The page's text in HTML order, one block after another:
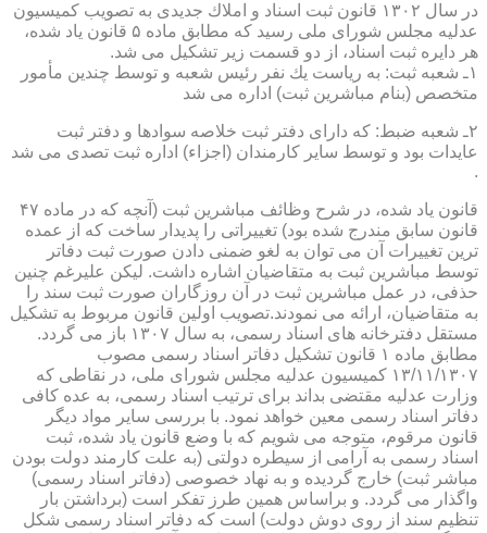
در سال ۱۳۰۲ قانون ثبت اسناد و املاك جدیدی به تصویب كمیسیون
عدلیه مجلس شورای ملی رسید كه مطابق ماده ۵ قانون یاد شده،
هر دایره ثبت اسناد، از دو قسمت زیر تشكیل می شد.
۱ـ شعبه ثبت: به ریاست یك نفر رئیس شعبه و توسط چندین مأمور
متخصص (بنام مباشرین ثبت) اداره می شد
۲ـ شعبه ضبط: كه دارای دفتر ثبت خلاصه سوادها و دفتر ثبت
عایدات بود و توسط سایر كارمندان (اجزاء) اداره ثبت تصدی می شد
.
قانون یاد شده، در شرح وظائف مباشرین ثبت (آنچه كه در ماده ۴۷
قانون سابق مندرج شده بود) تغییراتی را پدیدار ساخت كه از عمده
ترین تغییرات آن می توان به لغو ضمنی دادن صورت ثبت دفاتر
توسط مباشرین ثبت به متقاضیان اشاره داشت. لیكن علیرغم چنین
حذفی، در عمل مباشرین ثبت در آن روزگاران صورت ثبت سند را
به متقاضیان، ارائه می نمودند.تصویب اولین قانون مربوط به تشكیل
مستقل دفترخانه های اسناد رسمی، به سال ۱۳۰۷ باز می گردد.
مطابق ماده ۱ قانون تشكیل دفاتر اسناد رسمی مصوب
۱۳/۱۱/۱۳۰۷ كمیسیون عدلیه مجلس شورای ملی، در نقاطی كه
وزارت عدلیه مقتضی بداند برای ترتیب اسناد رسمی، به عده كافی
دفاتر اسناد رسمی معین خواهد نمود. با بررسی سایر مواد دیگر
قانون مرقوم، متوجه می شویم كه با وضع قانون یاد شده، ثبت
اسناد رسمی به آرامی از سیطره دولتی (به علت كارمند دولت بودن
مباشر ثبت) خارج گردیده و به نهاد خصوصی (دفاتر اسناد رسمی)
واگذار می گردد. و براساس همین طرز تفكر است (برداشتن بار
تنظیم سند از روی دوش دولت) است كه دفاتر اسناد رسمی شكل